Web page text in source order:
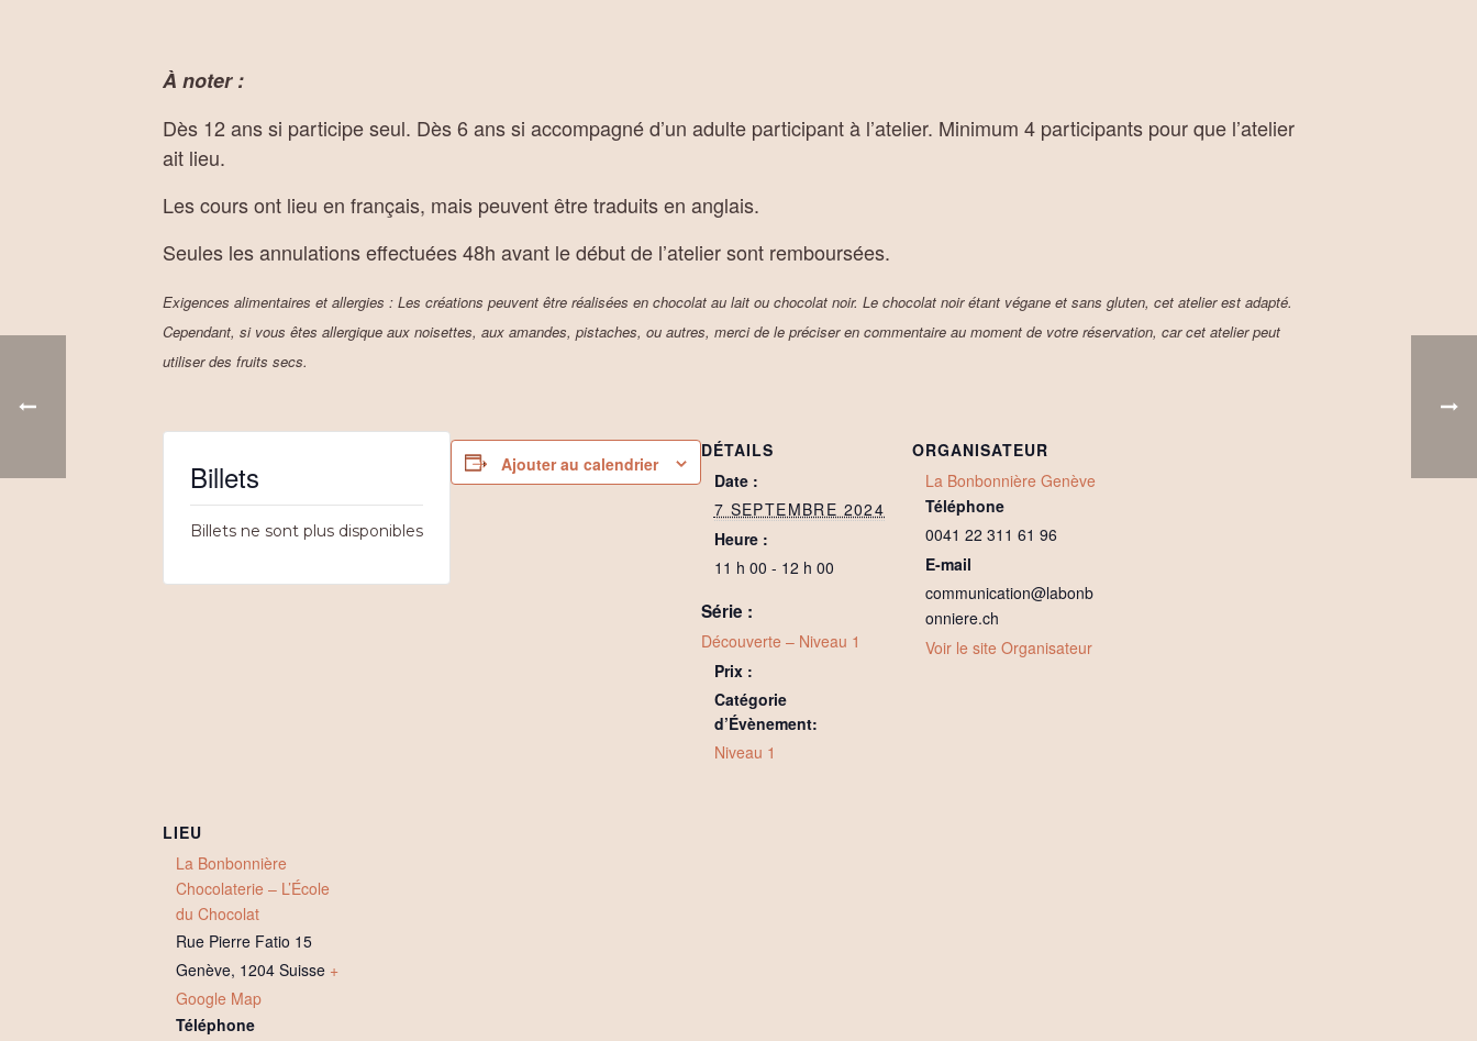
À noter :
Dès 12 ans si participe seul. Dès 6 ans si accompagné d’un adulte participant à l’atelier. Minimum 4 participants pour que l’atelier
ait lieu.
Les cours ont lieu en français, mais peuvent être traduits en anglais.
Seules les annulations effectuées 48h avant le début de l’atelier sont remboursées.
Exigences alimentaires et allergies : Les créations peuvent être réalisées en chocolat au lait ou chocolat noir. Le chocolat noir étant végane et sans gluten, cet atelier est adapté.
Cependant, si vous êtes allergique aux noisettes, aux amandes, pistaches, ou autres, merci de le préciser en commentaire au moment de votre réservation, car cet atelier peut
utiliser des fruits secs.
Billets
Billets ne sont plus disponibles
Ajouter au calendrier
DÉTAILS
Date :
7 SEPTEMBRE 2024
Heure :
11 h 00 - 12 h 00
Série :
Découverte – Niveau 1
Prix :
Catégorie
d’Évènement:
Niveau 1
ORGANISATEUR
La Bonbonnière Genève
Téléphone
0041 22 311 61 96
E-mail
communication@labonb
onniere.ch
Voir le site Organisateur
LIEU
La Bonbonnière
Chocolaterie – L’École
du Chocolat
Rue Pierre Fatio 15
Genève, 1204 Suisse +
Google Map
Téléphone